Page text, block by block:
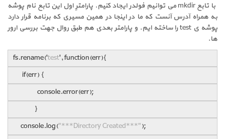
با تابع mkdir می توانیم فولدر ایجاد کنیم. پارامترِ اول این تابع نام پوشه
به همراه آدرس آنست که ما در اینجا در همین مسیری که برنامه قرار دارد
پوشه ی test را ساخته ایم. و پارامتر بعدی هم طبق روال جهت بررسی ارور
ها.
fs.rename('test', function(err){
if(err) {
console.error(err);
}
console.log("***Directory Created***");